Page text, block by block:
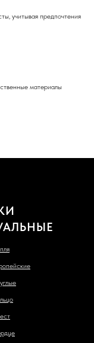
учитывая предпочтения
материалы